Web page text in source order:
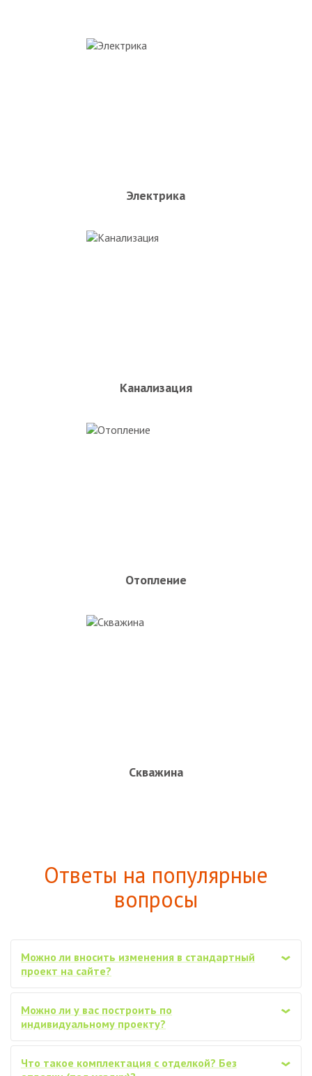
Электрика
Канализация
Отопление
Скважина
Ответы на популярные
вопросы
‹
Можно ли вносить изменения в стандартный
проект на сайте?
‹
Можно ли у вас построить по
индивидуальному проекту?
‹
Что такое комплектация с отделкой? Без